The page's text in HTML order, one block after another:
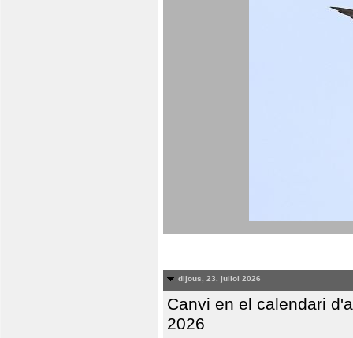
dijous, 23. juliol 2026
Canvi en el calendari
2026